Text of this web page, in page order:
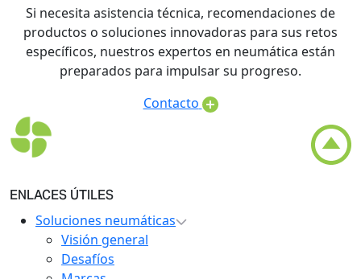
Si necesita asistencia técnica, recomendaciones de
productos o soluciones innovadoras para sus retos
específicos, nuestros expertos en neumática están
preparados para impulsar su progreso.
Contacto
ENLACES ÚTILES
Soluciones neumáticas
Visión general
Desafíos